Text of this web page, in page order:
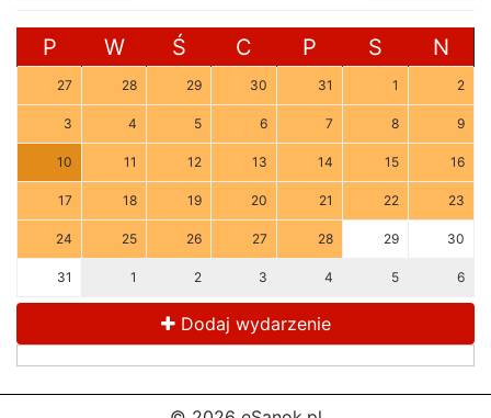
P W Ś C P S N
27 28 29 30 31 1 2
3 4 5 6 7 8 9
10 11 12 13 14 15 16
17 18 19 20 21 22 23
24 25 26 27 28 29 30
31 1 2 3 4 5 6
Dodaj wydarzenie